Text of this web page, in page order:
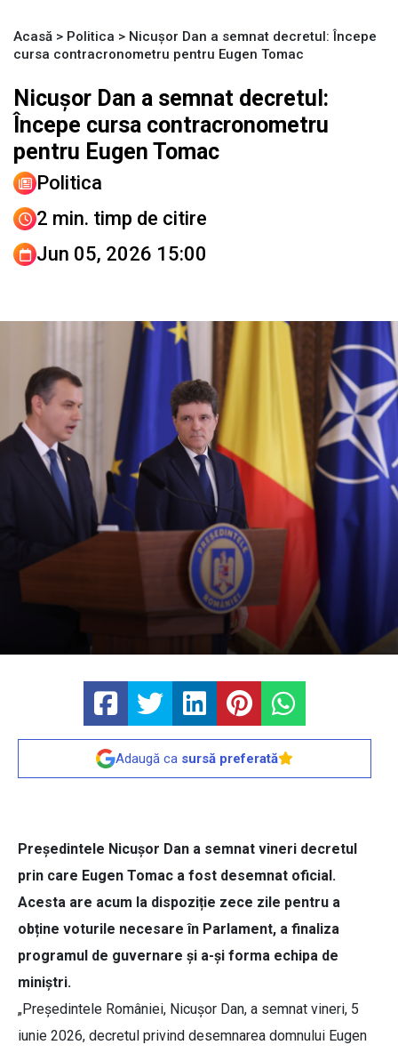
Acasă > Politica > Nicușor Dan a semnat decretul: Începe
cursa contracronometru pentru Eugen Tomac
Nicușor Dan a semnat decretul:
Începe cursa contracronometru
pentru Eugen Tomac
Politica
2 min. timp de citire
Jun 05, 2026 15:00
Adaugă ca sursă preferată
Președintele Nicușor Dan a semnat vineri decretul
prin care Eugen Tomac a fost desemnat oficial.
Acesta are acum la dispoziție zece zile pentru a
obține voturile necesare în Parlament, a finaliza
programul de guvernare și a-și forma echipa de
miniștri.
„Președintele României, Nicușor Dan, a semnat vineri, 5
iunie 2026, decretul privind desemnarea domnului Eugen